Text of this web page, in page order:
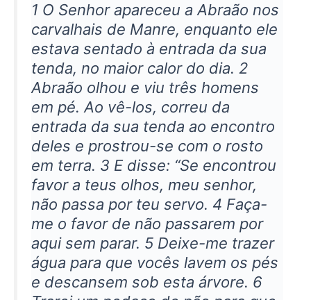
1 O Senhor apareceu a Abraão nos
carvalhais de Manre, enquanto ele
estava sentado à entrada da sua
tenda, no maior calor do dia. 2
Abraão olhou e viu três homens
em pé. Ao vê-los, correu da
entrada da sua tenda ao encontro
deles e prostrou-se com o rosto
em terra. 3 E disse: “Se encontrou
favor a teus olhos, meu senhor,
não passa por teu servo. 4 Faça-
me o favor de não passarem por
aqui sem parar. 5 Deixe-me trazer
água para que vocês lavem os pés
e descansem sob esta árvore. 6